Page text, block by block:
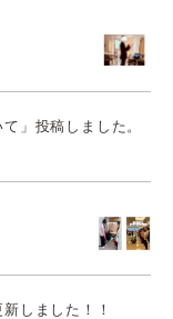
」投稿しました。
しました！！